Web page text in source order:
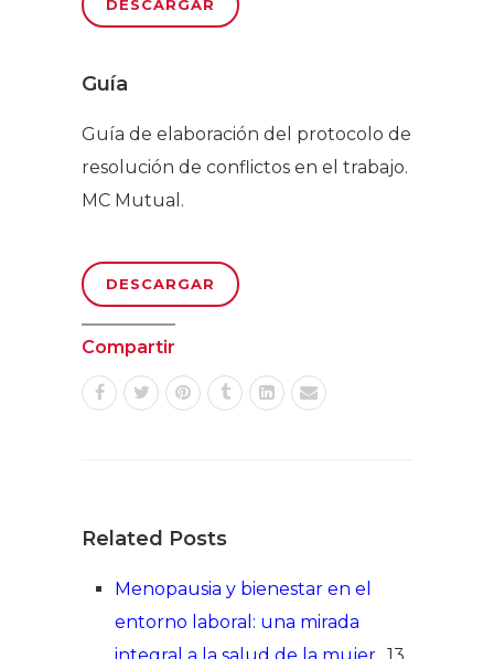
DESCARGAR
Guía
Guía de elaboración del protocolo de
resolución de conflictos en el trabajo.
MC Mutual.
DESCARGAR
Compartir
Related Posts
Menopausia y bienestar en el
entorno laboral: una mirada